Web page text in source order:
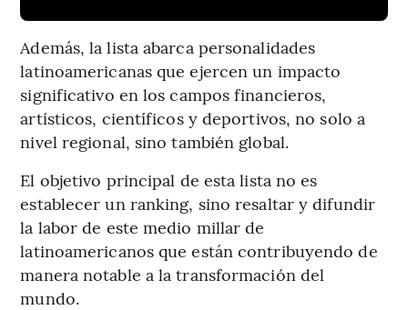
Además, la lista abarca personalidades
latinoamericanas que ejercen un impacto
significativo en los campos financieros,
artísticos, científicos y deportivos, no solo a
nivel regional, sino también global.
El objetivo principal de esta lista no es
establecer un ranking, sino resaltar y difundir
la labor de este medio millar de
latinoamericanos que están contribuyendo de
manera notable a la transformación del
mundo.